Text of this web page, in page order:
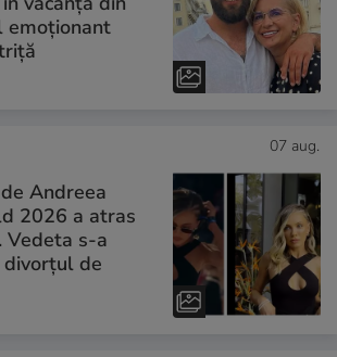
emoționant
07 aug.
Andreea
2026 a atras
s-a
de